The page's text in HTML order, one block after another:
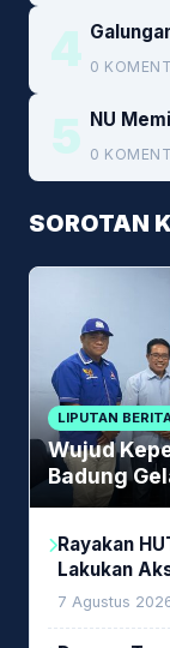
4 0
5 NU
0
SOROTAN
LIPUTAN
Wujud
Badung
Rayakan
Lakukan
7 Agustus